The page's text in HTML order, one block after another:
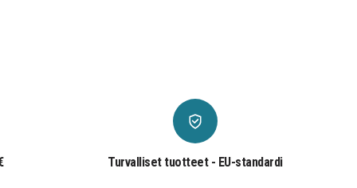
Turvalliset tuotteet - EU-standardi